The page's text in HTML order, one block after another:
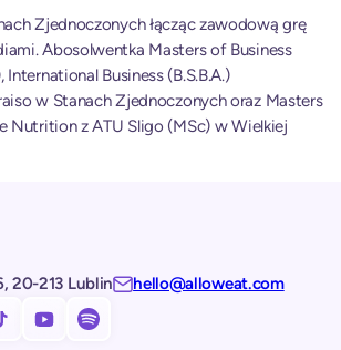
Zjednoczonych łącząc zawodową grę
Abosolwentka Masters of Business
Business (B.S.B.A.)
w Stanach Zjednoczonych oraz Masters
Nutrition z ATU Sligo (MSc) w Wielkiej
20-213 Lublin hello@alloweat.com
Instagramie!
nas na LinkedIn!
nas na TikToku!
Subskrybuj nasz kanał na Youtube!
Subskrybuj nasz kanał na Spotify!